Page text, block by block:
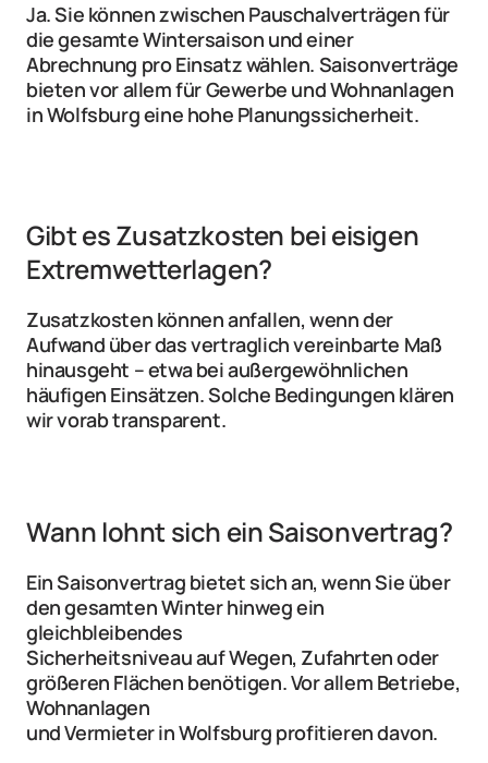
Ja. Sie können zwischen Pauschalverträgen für
die gesamte Wintersaison und einer
Abrechnung pro Einsatz wählen. Saisonverträge
bieten vor allem für Gewerbe und Wohnanlagen
in Wolfsburg eine hohe Planungssicherheit.
Gibt es Zusatzkosten bei eisigen
Extremwetterlagen?
Zusatzkosten können anfallen, wenn der
Aufwand über das vertraglich vereinbarte Maß
hinausgeht – etwa bei außergewöhnlichen
häufigen Einsätzen. Solche Bedingungen klären
wir vorab transparent.
Wann lohnt sich ein Saisonvertrag?
Ein Saisonvertrag bietet sich an, wenn Sie über
den gesamten Winter hinweg ein
gleichbleibendes
Sicherheitsniveau auf Wegen, Zufahrten oder
größeren Flächen benötigen. Vor allem Betriebe,
Wohnanlagen
und Vermieter in Wolfsburg profitieren davon.